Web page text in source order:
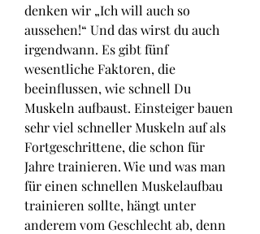
denken wir „Ich will auch so
aussehen!“ Und das wirst du auch
irgendwann. Es gibt fünf
wesentliche Faktoren, die
beeinflussen, wie schnell Du
Muskeln aufbaust. Einsteiger bauen
sehr viel schneller Muskeln auf als
Fortgeschrittene, die schon für
Jahre trainieren. Wie und was man
für einen schnellen Muskelaufbau
trainieren sollte, hängt unter
anderem vom Geschlecht ab, denn